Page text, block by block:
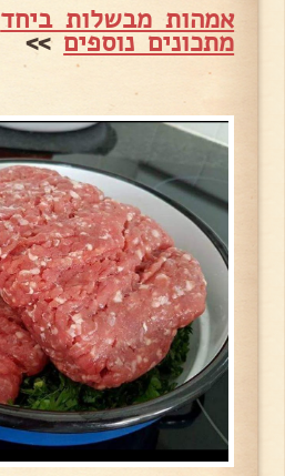
אמהות מבשלות ביחד
מתכונים נוספים>>